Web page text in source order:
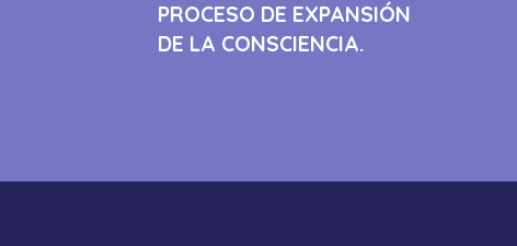
PROCESO DE EXPANSIÓN
DE LA CONSCIENCIA.